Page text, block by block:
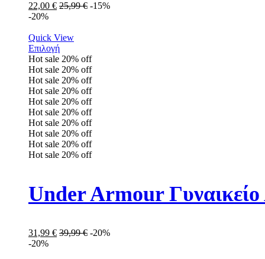
22,00 € 25,99€ -15%
-20%
Quick View
Επιλογή
Hot sale 20% off
Hot sale 20% off
Hot sale 20% off
Hot sale 20% off
Hot sale 20% off
Hot sale 20% off
Hot sale 20% off
Hot sale 20% off
Hot sale 20% off
Hot sale 20% off
Under Armour
31,99 € 39,99€ -20%
-20%